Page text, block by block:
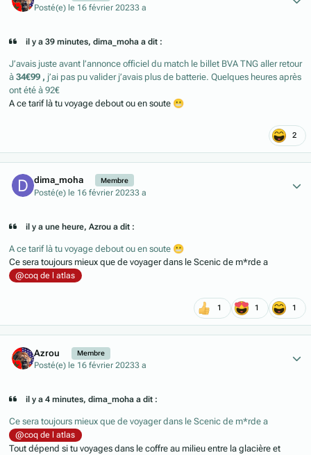
Posté(e) le 16 février 20233 a
il y a 39 minutes, dima_moha a dit :
J’avais juste avant l’annonce officiel du match le billet BVA TNG aller retour
à 34€99 , j’ai pas pu valider j’avais plus de batterie. Quelques heures après
ont été à 92€
A ce tarif là tu voyage debout ou en soute 😬
2
dima_moha Membre
Posté(e) le 16 février 20233 a
il y a une heure, Azrou a dit :
A ce tarif là tu voyage debout ou en soute 😬
Ce sera toujours mieux que de voyager dans le Scenic de m*rde a
@coq de l atlas
1 1 1
Azrou Membre
Posté(e) le 16 février 20233 a
il y a 4 minutes, dima_moha a dit :
Ce sera toujours mieux que de voyager dans le Scenic de m*rde a
@coq de l atlas
Tout dépend si tu voyages dans le coffre au milieu entre la glacière et